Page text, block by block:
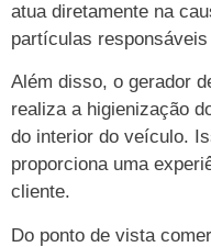
atua diretamente na
partículas responsáveis
Além disso, o gerador
realiza a higienização
do interior do veículo.
proporciona uma
cliente.
Do ponto de vista